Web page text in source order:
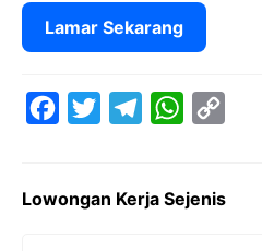
Lamar Sekarang
e
t
e
W
t
y
Lowongan Kerja Sejenis